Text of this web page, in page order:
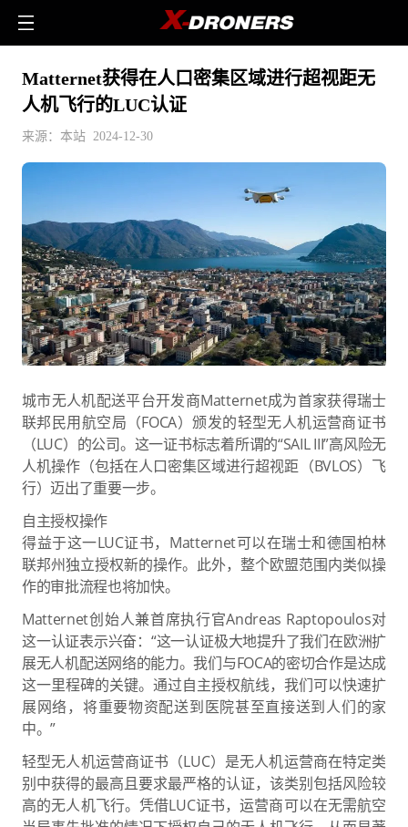
Matternet获得在人口密集区域进行超视距无
人机飞行的LUC认证
来源：本站 2024-12-30
城市无人机配送平台开发商Matternet成为首家获得瑞士
联邦民用航空局（FOCA）颁发的轻型无人机运营商证书
（LUC）的公司。这一证书标志着所谓的“SAIL III”高风险无
人机操作（包括在人口密集区域进行超视距（BVLOS）飞
行）迈出了重要一步。
自主授权操作
得益于这一LUC证书，Matternet可以在瑞士和德国柏林
联邦州独立授权新的操作。此外，整个欧盟范围内类似操
作的审批流程也将加快。
Matternet创始人兼首席执行官Andreas Raptopoulos对
这一认证表示兴奋：“这一认证极大地提升了我们在欧洲扩
展无人机配送网络的能力。我们与FOCA的密切合作是达成
这一里程碑的关键。通过自主授权航线，我们可以快速扩
展网络，将重要物资配送到医院甚至直接送到人们的家
中。”
轻型无人机运营商证书（LUC）是无人机运营商在特定类
别中获得的最高且要求最严格的认证，该类别包括风险较
高的无人机飞行。凭借LUC证书，运营商可以在无需航空